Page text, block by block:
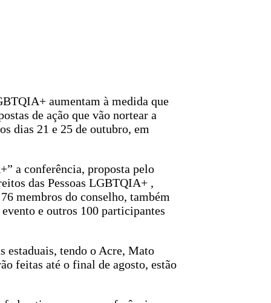
aumentam à medida que
de ação que vão nortear a
dias 21 e 25 de outubro, em
a conferência, proposta pelo
das Pessoas LGBTQIA+ ,
membros do conselho, também
e outros 100 participantes
estaduais, tendo o Acre, Mato
feitas até o final de agosto, estão